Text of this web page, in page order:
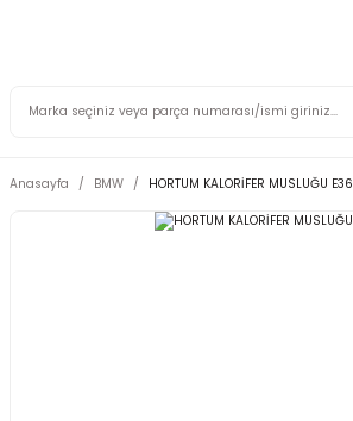
Anasayfa BMW HORTUM KALORİFER MUSLUĞU E36